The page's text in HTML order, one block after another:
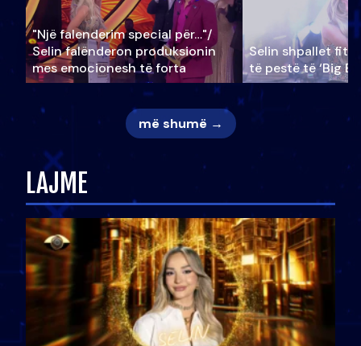
"Një falenderim special për…"/
Selin falënderon produksionin
mes emocionesh të forta
Selin shpallet
të pestë të ‘Big
më shumë →
LAJME